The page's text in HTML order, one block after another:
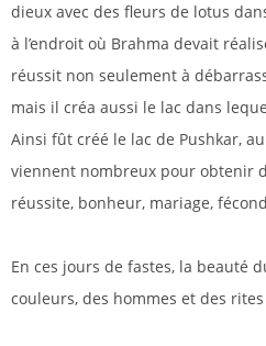
dieux avec des fleurs de lotus
à l’endroit où Brahma devait
réussit non seulement à
mais il créa aussi le lac dans
Ainsi fût créé le lac de Pushkar,
viennent nombreux pour obtenir
réussite, bonheur, mariage,
En ces jours de fastes, la beauté
couleurs, des hommes et des